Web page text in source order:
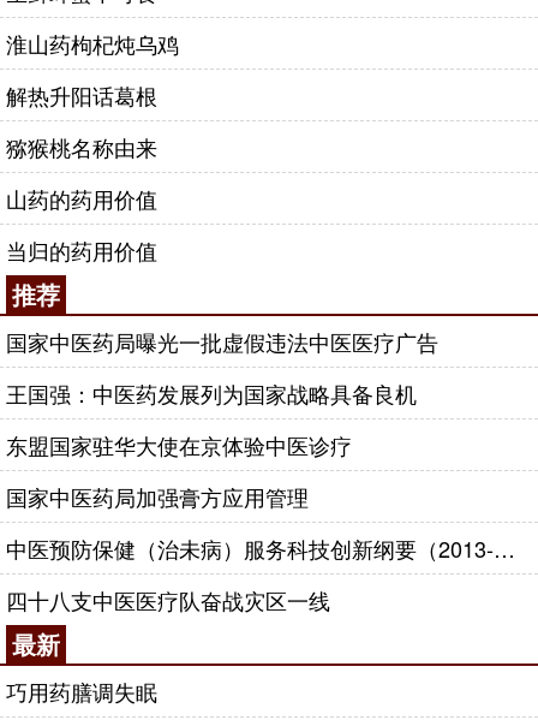
淮山药枸杞炖乌鸡
解热升阳话葛根
猕猴桃名称由来
山药的药用价值
当归的药用价值
推荐
国家中医药局曝光一批虚假违法中医医疗广告
王国强：中医药发展列为国家战略具备良机
东盟国家驻华大使在京体验中医诊疗
国家中医药局加强膏方应用管理
中医预防保健（治未病）服务科技创新纲要（2013-2020年）
四十八支中医医疗队奋战灾区一线
最新
巧用药膳调失眠